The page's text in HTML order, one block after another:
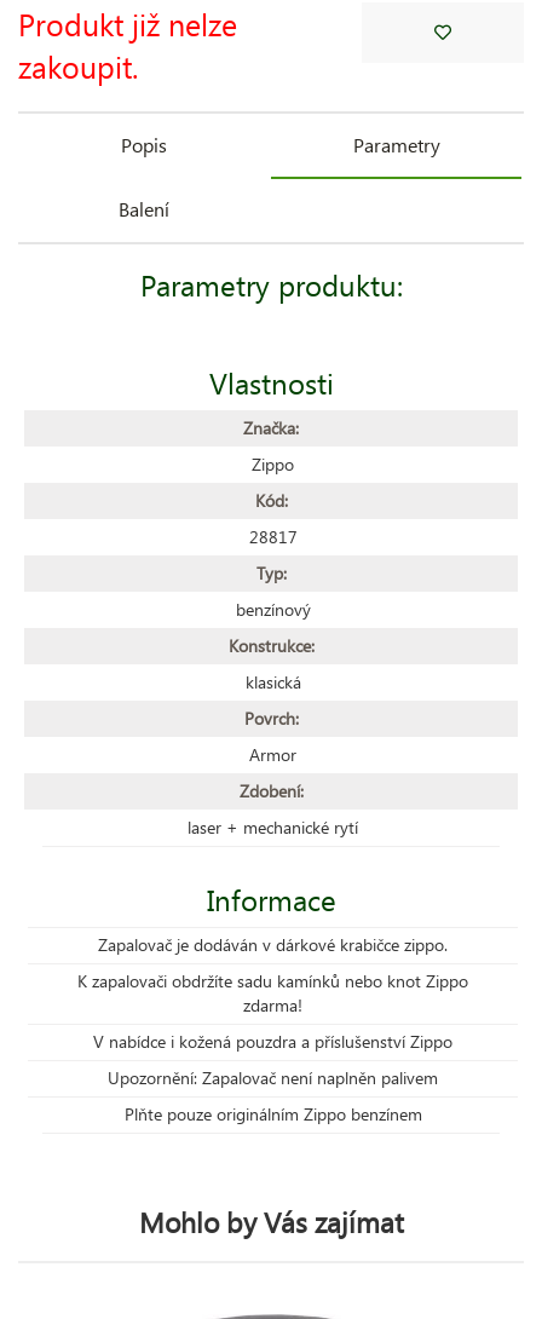
Produkt již nelze
zakoupit.
Popis Parametry
Balení
Parametry produktu:
Vlastnosti
Značka:
Zippo
Kód:
28817
Typ:
benzínový
Konstrukce:
klasická
Povrch:
Armor
Zdobení:
laser + mechanické rytí
Informace
Zapalovač je dodáván v dárkové krabičce zippo.
K zapalovači obdržíte sadu kamínků nebo knot Zippo
zdarma!
V nabídce i kožená pouzdra a příslušenství Zippo
Upozornění: Zapalovač není naplněn palivem
Plňte pouze originálním Zippo benzínem
Mohlo by Vás zajímat